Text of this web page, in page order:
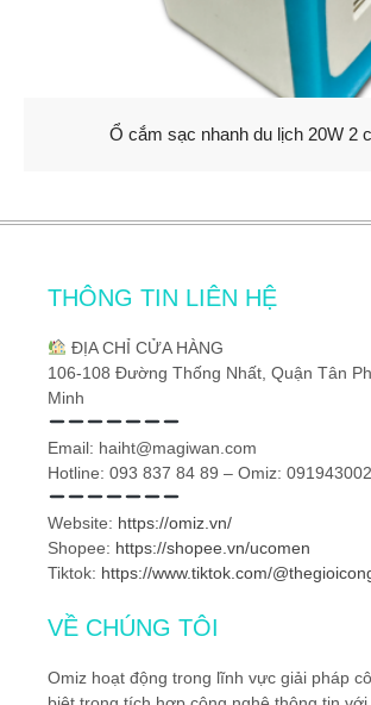
Ổ cắm sạc nhanh du lịch 20W 2
THÔNG TIN LIÊN HỆ
ĐỊA CHỈ CỬA HÀNG
106-108 Đường Thống Nhất, Quận Tân
Minh
Email: haiht@magiwan.com
Hotline: 093 837 84 89 – Omiz:
Website: https://omiz.vn/
Shopee: https://shopee.vn/ucomen
Tiktok: https://www.tiktok.com/
VỀ CHÚNG TÔI
Omiz hoạt động trong lĩnh vực giải pháp